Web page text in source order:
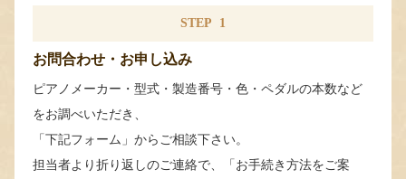
STEP 1
お問合わせ・お申し込み
ピアノメーカー・型式・製造番号・色・ペダルの本数など
をお調べいただき、
「下記フォーム」からご相談下さい。
担当者より折り返しのご連絡で、「お手続き方法をご案